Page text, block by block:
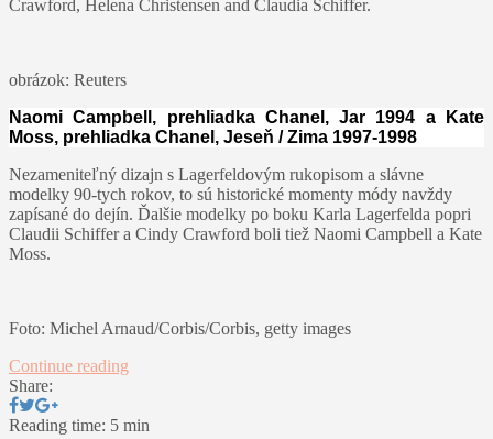
Crawford, Helena Christensen and Claudia Schiffer.
obrázok: Reuters
Naomi Campbell, prehliadka Chanel, Jar 1994 a Kate
Moss, prehliadka Chanel, Jeseň / Zima 1997-1998
Nezameniteľný dizajn s Lagerfeldovým rukopisom a slávne
modelky 90-tych rokov, to sú historické momenty módy navždy
zapísané do dejín. Ďalšie modelky po boku Karla Lagerfelda popri
Claudii Schiffer a Cindy Crawford boli tiež Naomi Campbell a Kate
Moss.
Foto: Michel Arnaud/Corbis/Corbis, getty images
Continue reading
Share:
Reading time: 5 min